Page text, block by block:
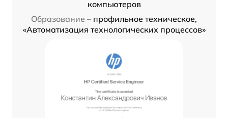
компьютеров
Образование – профильное техническое,
«Автоматизация технологических процессов»